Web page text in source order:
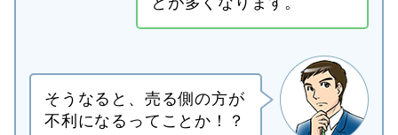
そうなると、売る側の方が
不利になるってことか！？